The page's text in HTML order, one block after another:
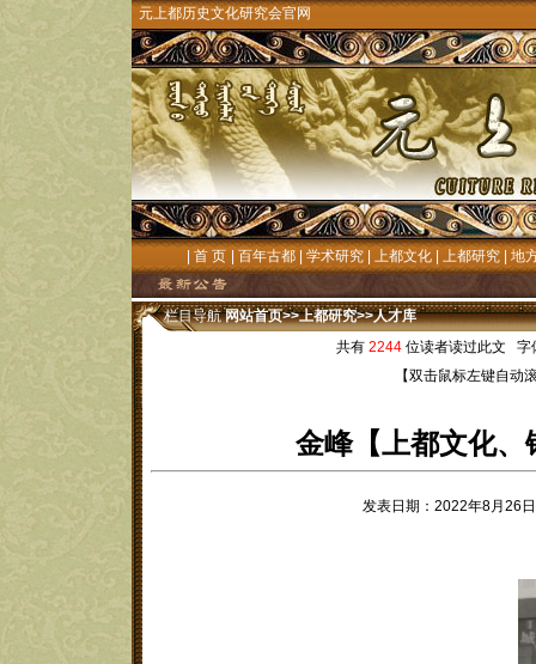
元上都历史文化研究会官网
首 页 百年古都 学术研究 上都文化 上都研究 地
栏目导航 网站首页>>上都研究>>人才库
共有 2244位读者读过此文 字
【双击鼠标左键自
金峰【上都文化、
发表日期：2022年8月